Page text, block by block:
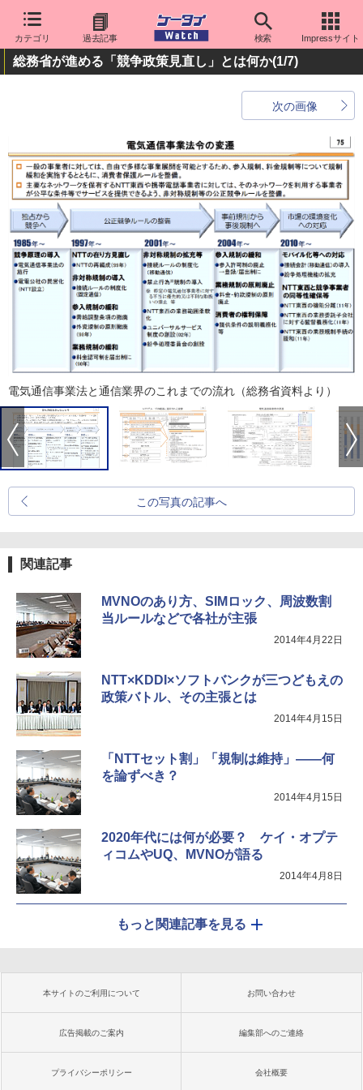
カテゴリ 過去記事 検索 Impressサイト
総務省が進める「競争政策見直し」とは何か(1/7)
次の画像
電気通信事業法と通信業界のこれまでの流れ（総務省資料より）
この写真の記事へ
関連記事
MVNOのあり方、SIMロック、周波数割
当ルールなどで各社が主張
2014年4月22日
NTT×KDDI×ソフトバンクが三つどもえの
政策バトル、その主張とは
2014年4月15日
「NTTセット割」「規制は維持」――何
を論ずべき？
2014年4月15日
2020年代には何が必要？ ケイ・オプテ
ィコムやUQ、MVNOが語る
2014年4月8日
もっと関連記事を見る
本サイトのご利用について お問い合わせ
広告掲載のご案内 編集部へのご連絡
プライバシーポリシー 会社概要